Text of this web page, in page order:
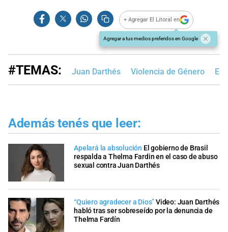
+ Agregar El Litoral en
Agregar a tus medios preferidos en Google
#TEMAS: Juan Darthés Violencia de Género
Además tenés que leer:
Apelará la absolución El gobierno de Brasil
respalda a Thelma Fardin en el caso de abuso
sexual contra Juan Darthés
“Quiero agradecer a Dios”Video: Juan Darthés
habló tras ser sobreseído por la denuncia de
Thelma Fardín